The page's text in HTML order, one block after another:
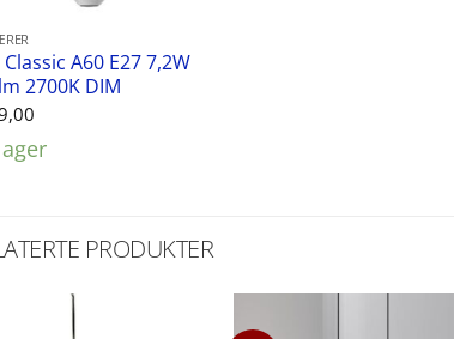
Classic A60 E27 7,2W
2700K DIM
PRODUKTER